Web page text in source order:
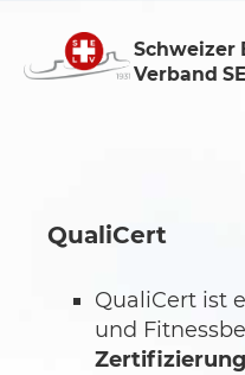
Schweizer
Verband
QualiCert
QualiCert ist
und
Zertifizierung